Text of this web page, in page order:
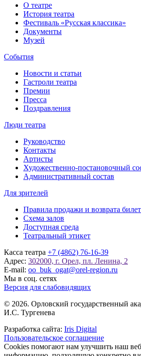
О театре
История театра
Фестиваль «Русская классика»
Документы
Музей
События
Новости и статьи
Гастроли театра
Премии
Пресса
Поздравления
Люди театра
Руководство
Контакты
Артисты
Художественно-постановочный
Административный состав
Для зрителей
Правила продажи и возврата
Схема залов
Доступная среда
Театральный этикет
Касса театра +7 (4862) 76-16-39
Адрес: 302000, г. Орел, пл. Ленина, 2
E-mail: oo_buk_ogat@orel-region.ru
Мы в соц. сетях
Версия для слабовидящих
© 2026. Орловский государственный
И.С. Тургенева
Разработка сайта: Iris Digital
Пользовательское соглашение
Cookies помогают нам улучшить наш